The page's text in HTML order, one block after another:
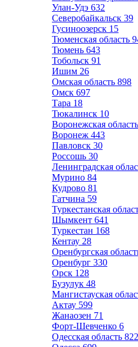
Улан-Удэ 632
Северобайкальск 39
Гусиноозерск 15
Тюменская область
Тюмень 643
Тобольск 91
Ишим 26
Омская область 898
Омск 697
Тара 18
Тюкалинск 10
Воронежская область
Воронеж 443
Павловск 30
Россошь 30
Ленинградская
Мурино 84
Кудрово 81
Гатчина 59
Туркестанская
Шымкент 641
Туркестан 168
Кентау 28
Оренбургская
Оренбург 330
Орск 128
Бузулук 48
Мангистауская
Актау 599
Жанаозен 71
Форт-Шевченко 6
Одесская область 822